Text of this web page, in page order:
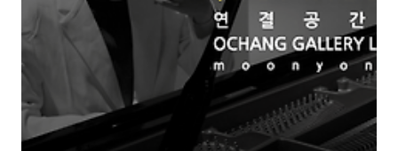
터테인먼트 | 협력 소다미술관 화성시 후원 온라인미디어 예술활동 지원
문화체육관광부 한국문화예술위원회 2023년 문화체육관광부와..